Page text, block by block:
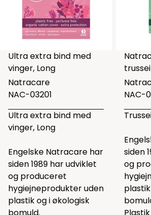
Ultra extra bind med
vinger, Long
Natracare
NAC-03201
Ultra extra bind med
vinger, Long
Engelske Natracare har
siden 1989 har udviklet
og produceret
hygiejneprodukter uden
plastik og i økologisk
bomuld.
NAC-
siden
og